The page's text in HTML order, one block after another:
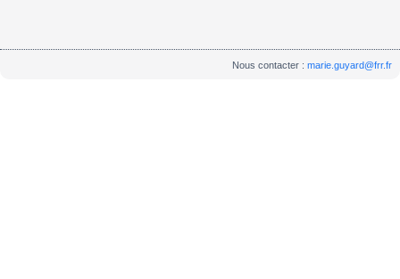
Nous contacter :marie.guyard@frr.fr